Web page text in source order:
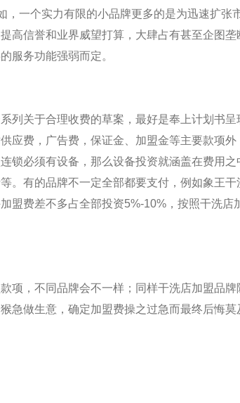
，一个实力有限的小品牌更多的是为迅速扩张
高信誉和业界威望打算，大肆占有甚至企图
服务功能强弱而定。
列关于合理收费的草案，最好是奉上计划书
应费，广告费，保证金、加盟金等主要款项
锁必须有设备，那么设备投资就涵盖在费用
。有的品牌不一定全部都要支付，例如象王
盟费差不多占全部投资5%-10%，按照干洗店
项，不同品牌会不一样；同样干洗店加盟品
急做生意，确定加盟费操之过急而最终后悔莫